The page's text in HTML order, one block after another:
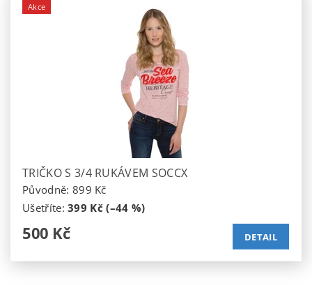
Akce
TRIČKO S 3/4 RUKÁVEM SOCCX
Původně: 899 Kč
Ušetříte:399 Kč (–44 %)
500 Kč DETAIL